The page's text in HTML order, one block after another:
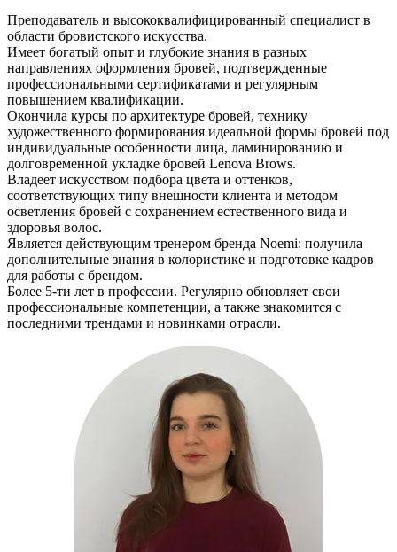
Преподаватель и высококвалифицированный специалист в
области бровистского искусства.
Имеет богатый опыт и глубокие знания в разных
направлениях оформления бровей, подтвержденные
профессиональными сертификатами и регулярным
повышением квалификации.
Окончила курсы по архитектуре бровей, технику
художественного формирования идеальной формы бровей под
индивидуальные особенности лица, ламинированию и
долговременной укладке бровей Lenova Brows.
Владеет искусством подбора цвета и оттенков,
соответствующих типу внешности клиента и методом
осветления бровей с сохранением естественного вида и
здоровья волос.
Является действующим тренером бренда Noemi: получила
дополнительные знания в колористике и подготовке кадров
для работы с брендом.
Более 5-ти лет в профессии. Регулярно обновляет свои
профессиональные компетенции, а также знакомится с
последними трендами и новинками отрасли.